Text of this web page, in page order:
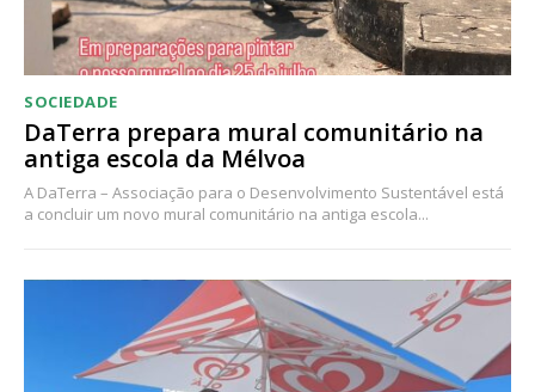
SOCIEDADE
DaTerra prepara mural comunitário na
antiga escola da Mélvoa
A DaTerra – Associação para o Desenvolvimento Sustentável está
a concluir um novo mural comunitário na antiga escola...